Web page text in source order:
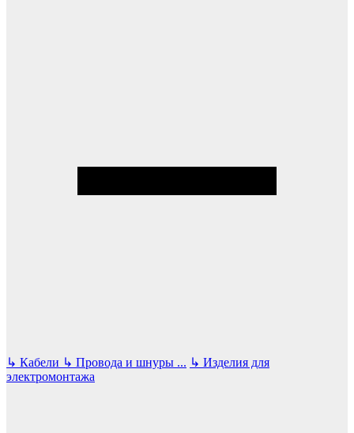
↳ Кабели ↳ Провода и шнуры ... ↳ Изделия для
электромонтажа